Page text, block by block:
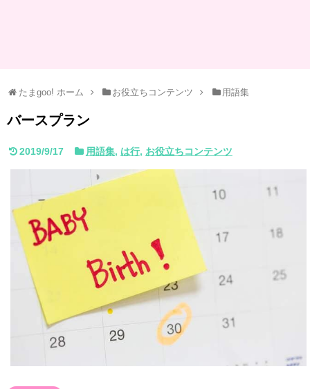
たまgoo! ホーム お役立ちコンテンツ 用語集
バースプラン
2019/9/17 用語集, は行, お役立ちコンテンツ